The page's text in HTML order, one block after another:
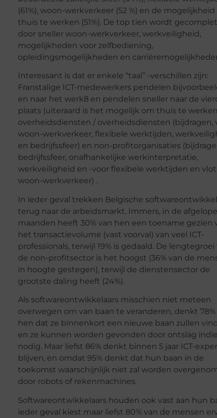
(61%), woon-werkverkeer (52 %) en de
thuis te werken (51%). De top tien wordt
door sneller woon-werkverkeer, werkveiligheid,
mogelijkheden voor zelfbediening,
opleidingsmogelijkheden en
Interessant is dat er enkele “taal” -verschillen zijn:
Franstalige ICT-medewerkers pendelen
en naar het werk8 en pendelen sneller naar de
plaats (uiteraard is het mogelijk om thuis te
overheidsdiensten / overheidsdiensten (bijdragen,
woon-werkverkeer, flexibele werktijden,
en bedrijfssfeer) en non-profitorganisaties
bedrijfssfeer, onafhankelijke werkinterpretatie,
werkveiligheid en -voor flexibele werktijden en vlot
woon-werkverkeer) .
In ieder geval trekken Belgische
terug naar de arbeidsmarkt. Immers, in de
maanden heeft 30% van hen een toename gezien
het transactievolume (vast voorval) van veel ICT-
professionals, terwijl 19% is gedaald. De lengtegroei
de non-profitsector is het hoogst (36% van de
in hoogte gestegen), terwijl de dienstensector de
grootste daling heeft (24%).
Als softwareontwikkelaars misschien niet meteen
overwegen om van baan te veranderen, denkt 78%
hen dat ze binnenkort een nieuwe baan zullen
en ze kunnen worden gevonden door ontslag
nodig. Maar liefst 86% denkt binnen 5 jaar ICT-
blijven, en omdat 95% denkt dat hun baan in de
toekomst waarschijnlijk niet zal worden
door robots of rekenmachines.
Softwareontwikkelaars houden ook vast aan hun
ieder geval kiest maar liefst 80% van de mensen